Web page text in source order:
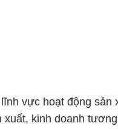
vực hoạt động
xuất, kinh doanh